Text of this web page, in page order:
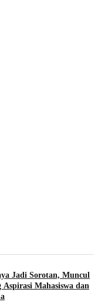
Jadi Sorotan, Muncul
Mahasiswa dan